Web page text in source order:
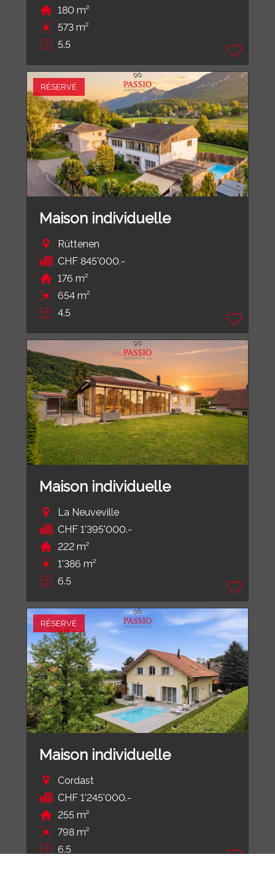
180 m²
573 m²
5.5
RÉSERVÉ
Maison individuelle
Rüttenen
CHF 845'000.-
176 m²
654 m²
4.5
Maison individuelle
La Neuveville
CHF 1'395'000.-
222 m²
1'386 m²
6.5
RÉSERVÉ
Maison individuelle
Cordast
CHF 1'245'000.-
255 m²
798 m²
6.5